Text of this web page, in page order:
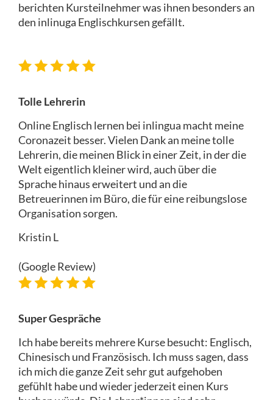
berichten Kursteilnehmer was ihnen besonders an
den inlinuga Englischkursen gefällt.
Tolle Lehrerin
Online Englisch lernen bei inlingua macht meine
Coronazeit besser. Vielen Dank an meine tolle
Lehrerin, die meinen Blick in einer Zeit, in der die
Welt eigentlich kleiner wird, auch über die
Sprache hinaus erweitert und an die
Betreuerinnen im Büro, die für eine reibungslose
Organisation sorgen.
Kristin L
(Google Review)
Super Gespräche
Ich habe bereits mehrere Kurse besucht: Englisch,
Chinesisch und Französisch. Ich muss sagen, dass
ich mich die ganze Zeit sehr gut aufgehoben
gefühlt habe und wieder jederzeit einen Kurs